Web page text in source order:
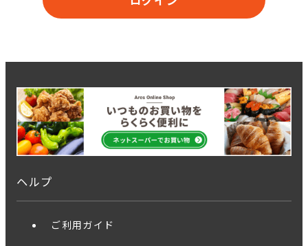
ヘルプ
ご利用ガイド